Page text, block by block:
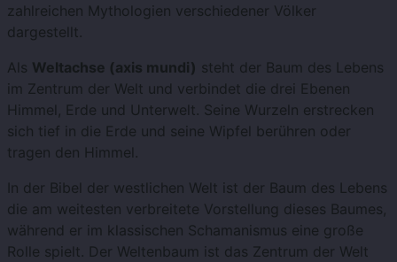
zahlreichen Mythologien verschiedener Völker
dargestellt.
Als Weltachse (axis mundi) steht der Baum des Lebens
im Zentrum der Welt und verbindet die drei Ebenen
Himmel, Erde und Unterwelt. Seine Wurzeln erstrecken
sich tief in die Erde und seine Wipfel berühren oder
tragen den Himmel.
In der Bibel der westlichen Welt ist der Baum des Lebens
die am weitesten verbreitete Vorstellung dieses Baumes,
während er im klassischen Schamanismus eine große
Rolle spielt. Der Weltenbaum ist das Zentrum der Welt